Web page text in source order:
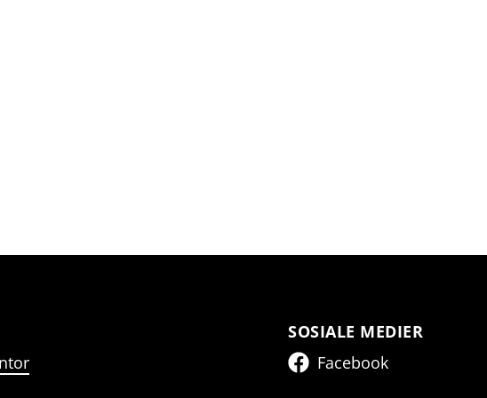
SOSIALE MEDIER
Facebook